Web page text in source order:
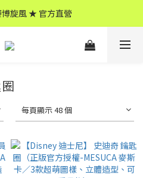
旋風 ★ 官方直營
旋風 ★ 官方直營
$599 免運 ↘
每頁顯示 48 個